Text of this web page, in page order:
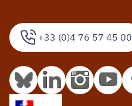
+33 (0)4 76 57 45 00